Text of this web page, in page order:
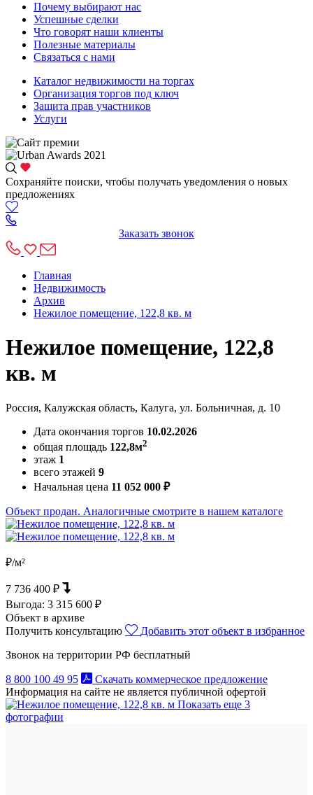
Почему выбирают нас
Успешные сделки
Что говорят наши клиенты
Полезные материалы
Связаться с нами
Каталог недвижимости на торгах
Организация торгов под ключ
Защита прав участников
Услуги
Сохраняйте поиски, чтобы получать уведомления о новых
предложениях
Заказать звонок
Главная
Недвижимость
Архив
Нежилое помещение, 122,8 кв. м
Нежилое помещение, 122,8
кв. м
Россия, Калужская область, Калуга, ул. Больничная, д. 10
Дата окончания торгов 10.02.2026
общая площадь 122,8м2
этаж 1
всего этажей 9
Начальная цена 11 052 000 ₽
Объект продан. Аналогичные смотрите в нашем каталоге
₽/м²
7 736 400 ₽
Выгода: 3 315 600 ₽
Объект в архиве
Получить консультацию
Добавить этот объект в избранное
Звонок на территории РФ бесплатный
8 800 100 49 95
Скачать коммерческое предложение
Информация на сайте не является публичной офертой
Показать еще 3
фотографии